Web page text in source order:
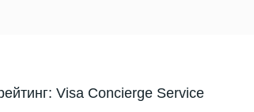
Visa Concierge Service